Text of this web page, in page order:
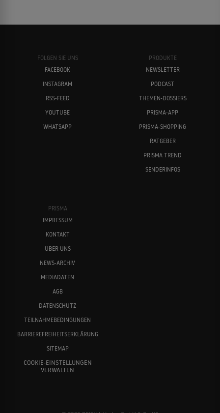
FOLGEN SIE UNS
FACEBOOK
INSTAGRAM
RSS-FEED
YOUTUBE
WHATSAPP
PRODUKTE
NEWSLETTER
PODCAST
THEMEN-DOSSIERS
PRISMA-APP
PRISMA-SHOPPING
RATGEBER
PRISMA TREND
SENDERINFOS
PRISMA
IMPRESSUM
KONTAKT
ÜBER UNS
NEWS-ARCHIV
MEDIADATEN
AGB
DATENSCHUTZ
TEILNAHMEBEDINGUNGEN
BARRIEREFREIHEITSERKLÄRUNG
SITEMAP
COOKIE-EINSTELLUNGEN
VERWALTEN